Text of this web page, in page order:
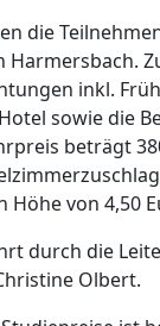
die
inkl.
sowie die
beträgt
Höhe von 4,50
durch die
Olbert.